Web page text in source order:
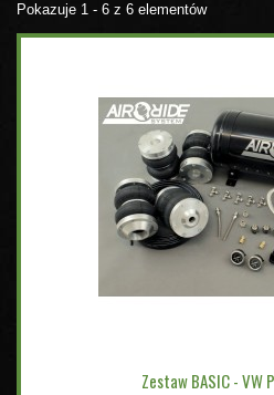
Pokazuje 1 - 6 z 6 elementów
Zestaw BASIC - VW